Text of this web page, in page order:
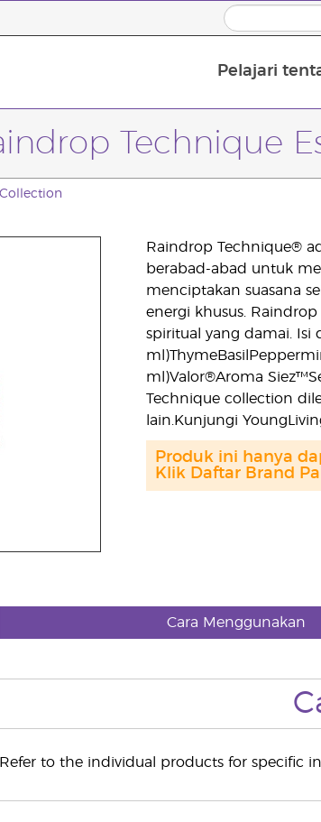
Pelajari
Technique
Raindrop Technique®
berabad-abad untuk
menciptakan suasana
energi khusus.
spiritual yang damai. Isi
ml)Valor®Aroma
Technique collection
lain.Kunjungi
Produk ini hanya
Klik Daftar Brand
Cara Menggunakan
Refer to the individual products for specific